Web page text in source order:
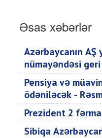
Əsas xəbərlər
Azərbaycanın AŞ
nümayəndəsi geri
Pensiya və
ödəniləcək -
Prezident 2
Sibiqa